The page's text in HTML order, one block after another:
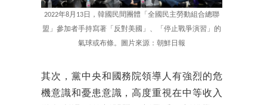
2022年8月13日，韓國民間團體「全國民主勞動組合總聯
盟」參加者手持寫著「反對美國」、「停止戰爭演習」的
氣球或布條。圖片來源：朝鮮日報
其次，黨中央和國務院領導人有強烈的危
機意識和憂患意識，高度重視在中等收入